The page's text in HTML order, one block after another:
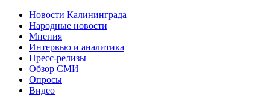
Новости Калининграда
Народные новости
Мнения
Интервью и аналитика
Пресс-релизы
Обзор СМИ
Опросы
Видео